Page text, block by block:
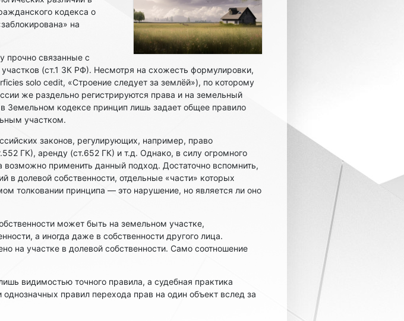
кодекса о
на
прочно связанные с
(ст.1 ЗК РФ). Несмотря на схожесть формулировки,
solo cedit, «Строение следует за землёй»), по которому
же раздельно регистрируются права и на земельный
Земельном кодексе принцип лишь задает общее правило
участком.
законов, регулирующих, например, право
ГК), аренду (ст.652 ГК) и т.д. Однако, в силу огромного
возможно применить данный подход. Достаточно вспомнить,
в долевой собственности, отдельные «части» которых
толковании принципа — это нарушение, но является ли оно
может быть на земельном участке,
а иногда даже в собственности другого лица.
на участке в долевой собственности. Само соотношение
видимостью точного правила, а судебная практика
правил перехода прав на один объект вслед за